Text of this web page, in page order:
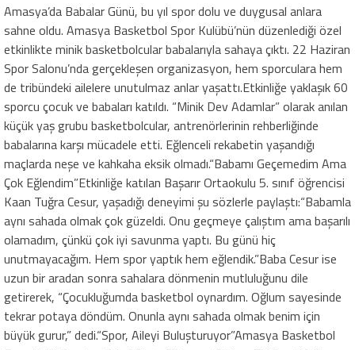
Amasya’da Babalar Günü, bu yıl spor dolu ve duygusal anlara
sahne oldu. Amasya Basketbol Spor Kulübü’nün düzenlediği özel
etkinlikte minik basketbolcular babalarıyla sahaya çıktı. 22 Haziran
Spor Salonu’nda gerçekleşen organizasyon, hem sporculara hem
de tribündeki ailelere unutulmaz anlar yaşattı.Etkinliğe yaklaşık 60
sporcu çocuk ve babaları katıldı. “Minik Dev Adamlar” olarak anılan
küçük yaş grubu basketbolcular, antrenörlerinin rehberliğinde
babalarına karşı mücadele etti. Eğlenceli rekabetin yaşandığı
maçlarda neşe ve kahkaha eksik olmadı.“Babamı Geçemedim Ama
Çok Eğlendim”Etkinliğe katılan Başarır Ortaokulu 5. sınıf öğrencisi
Kaan Tuğra Cesur, yaşadığı deneyimi şu sözlerle paylaştı:“Babamla
aynı sahada olmak çok güzeldi. Onu geçmeye çalıştım ama başarılı
olamadım, çünkü çok iyi savunma yaptı. Bu günü hiç
unutmayacağım. Hem spor yaptık hem eğlendik.”Baba Cesur ise
uzun bir aradan sonra sahalara dönmenin mutluluğunu dile
getirerek, “Çocukluğumda basketbol oynardım. Oğlum sayesinde
tekrar potaya döndüm. Onunla aynı sahada olmak benim için
büyük gurur,” dedi.“Spor, Aileyi Buluşturuyor”Amasya Basketbol